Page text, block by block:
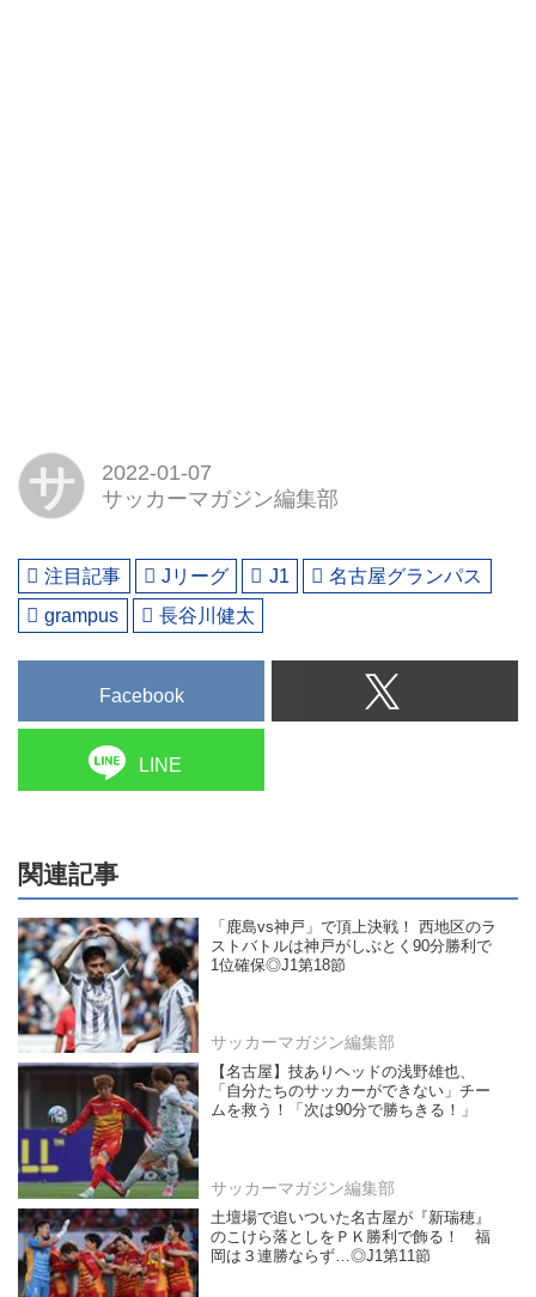
サ
2022-01-07
サッカーマガジン編集部
注目記事 Jリーグ J1
名古屋グランパス
grampus
長谷川健太
Facebook
LINE
関連記事
「鹿島vs神戸」で頂上決戦！ 西地区のラ
ストバトルは神戸がしぶとく90分勝利で
1位確保◎J1第18節
サッカーマガジン編集部
【名古屋】技ありヘッドの浅野雄也、
「自分たちのサッカーができない」チー
ムを救う！「次は90分で勝ちきる！」
サッカーマガジン編集部
土壇場で追いついた名古屋が『新瑞穂』
のこけら落としをＰＫ勝利で飾る！ 福
岡は３連勝ならず…◎J1第11節